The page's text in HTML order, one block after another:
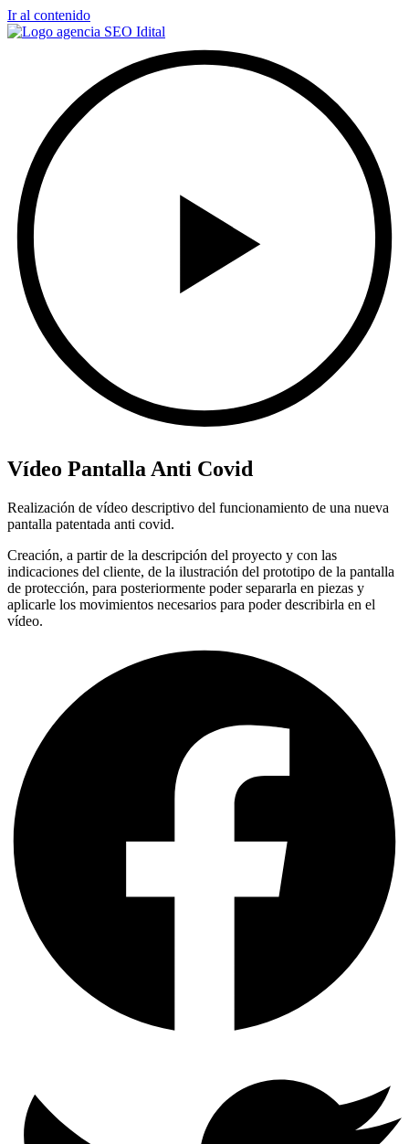
Ir al contenido
Vídeo Pantalla Anti Covid
Realización de vídeo descriptivo del funcionamiento de una nueva
pantalla patentada anti covid.
Creación, a partir de la descripción del proyecto y con las
indicaciones del cliente, de la ilustración del prototipo de la pantalla
de protección, para posteriormente poder separarla en piezas y
aplicarle los movimientos necesarios para poder describirla en el
vídeo.